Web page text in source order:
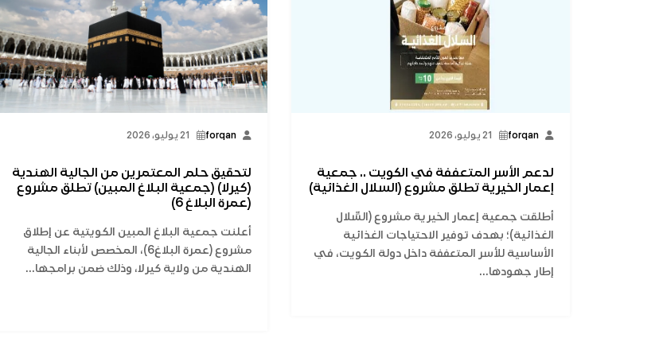
forqan 21 يوليو، 2026
لدعم الأسر المتعففة في الكويت .. جمعية
إعمار الخيرية تطلق مشروع (السلال الغذائية)
أطلقت جمعية إعمار الخيرية مشروع (السِّلال
الغذائية)؛ بهدف توفير الاحتياجات الغذائية
الأساسية للأسر المتعففة داخل دولة الكويت، في
إطار جهودها...
forqan 21 يوليو، 2026
لتحقيق حلم المعتمرين من الجالية الهندية
(كيرلا) (جمعية البلاغ المبين) تطلق مشروع
(عمرة البلاغ 6)
أعلنت جمعية البلاغ المبين الكويتية عن إطلاق
مشروع (عمرة البلاغ6)، المخصص لأبناء الجالية
الهندية من ولاية كيرلا، وذلك ضمن برامجها...